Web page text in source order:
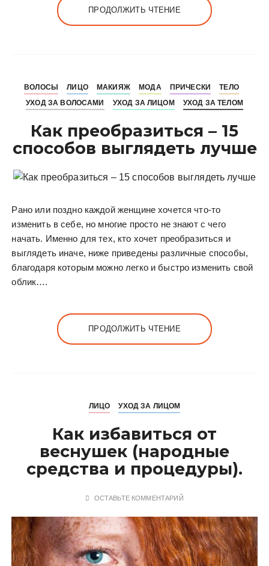
ПРОДОЛЖИТЬ ЧТЕНИЕ
ВОЛОСЫ ЛИЦО МАКИЯЖ МОДА ПРИЧЕСКИ
ТЕЛО
УХОД ЗА ВОЛОСАМИ
УХОД ЗА ЛИЦОМ УХОД ЗА ТЕЛОМ
Как преобразиться – 15
способов выглядеть лучше
Рано или поздно каждой женщине хочется что-то
изменить в себе, но многие просто не знают с чего
начать. Именно для тех, кто хочет преобразиться и
выглядеть иначе, ниже приведены различные способы,
благодаря которым можно легко и быстро изменить свой
облик….
ПРОДОЛЖИТЬ ЧТЕНИЕ
ЛИЦО УХОД ЗА ЛИЦОМ
Как избавиться от
веснушек (народные
средства и процедуры).
ОСТАВЬТЕ КОММЕНТАРИЙ